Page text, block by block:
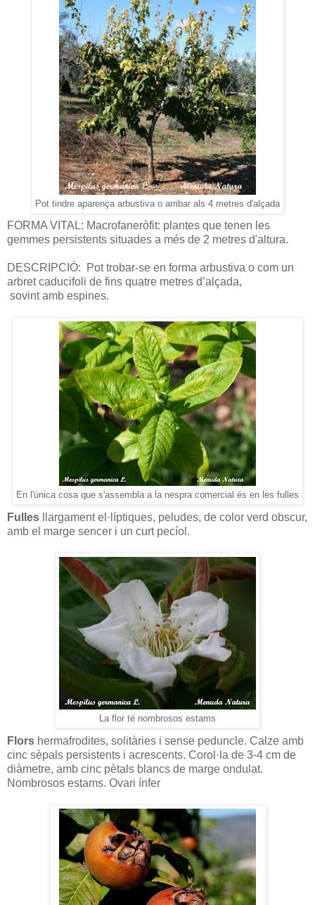
Pot tindre aparença arbustiva o arribar als 4 metres d'alçada
FORMA VITAL: Macrofaneròfit: plantes que tenen les
gemmes persistents situades a més de 2 metres d'altura.
DESCRIPCIÓ:
Pot trobar-se en forma arbustiva o com un
arbret caducifoli de fins quatre metres d’alçada,
sovint amb espines.
En l'única cosa que s'assembla a la nespra comercial és en les fulles
Fulles llargament el·líptiques, peludes, de color verd obscur,
amb el marge sencer i un curt pecíol.
La flor té nombrosos estams
Flors hermafrodites, solitàries i sense peduncle. Calze amb
cinc sèpals persistents i acrescents. Corol·la de 3-4 cm de
diàmetre, amb cinc pètals blancs de marge ondulat.
Nombrosos estams. Ovari ínfer